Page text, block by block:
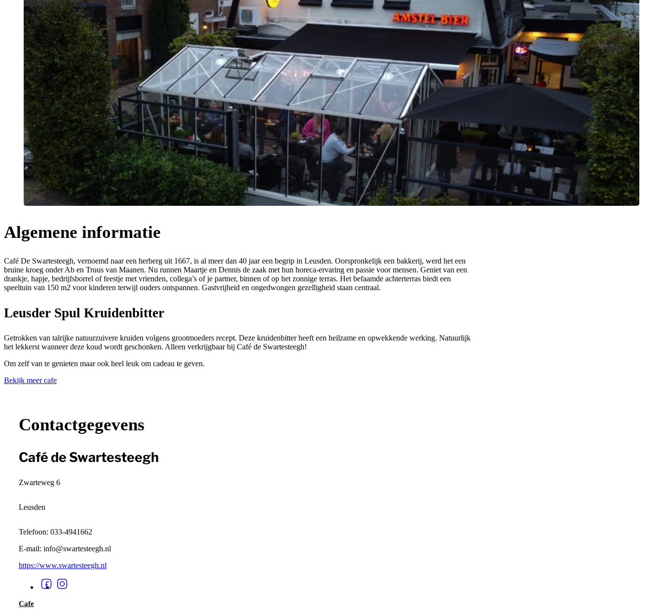
Algemene informatie
Café De Swartesteegh, vernoemd naar een herberg uit 1667, is al meer dan 40 jaar een begrip in Leusden. Oorspronkelijk een bakkerij, werd het een
bruine kroeg onder Ab en Truus van Maanen. Nu runnen Maartje en Dennis de zaak met hun horeca-ervaring en passie voor mensen. Geniet van een
drankje, hapje, bedrijfsborrel of feestje met vrienden, collega’s of je partner, binnen of op het zonnige terras. Het befaamde achterterras biedt een
speeltuin van 150 m2 voor kinderen terwijl ouders ontspannen. Gastvrijheid en ongedwongen gezelligheid staan centraal.
Leusder Spul Kruidenbitter
Getrokken van talrijke natuurzuivere kruiden volgens grootmoeders recept. Deze kruidenbitter heeft een heilzame en opwekkende werking. Natuurlijk
het lekkerst wanneer deze koud wordt geschonken. Alleen verkrijgbaar bij Café de Swartesteegh!
Om zelf van te genieten maar ook heel leuk om cadeau te geven.
Bekijk meer cafe
Contactgegevens
Café de Swartesteegh
Zwarteweg 6
Leusden
Telefoon: 033-4941662
E-mail: info@swartesteegh.nl
https://www.swartesteegh.nl
Cafe